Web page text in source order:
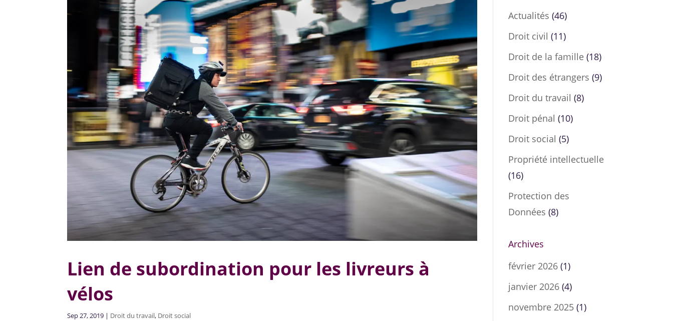
Lien de subordination pour les livreurs à
vélos
Sep 27, 2019 | Droit du travail, Droit social
Actualités (46)
Droit civil (11)
Droit de la famille (18)
Droit des étrangers (9)
Droit du travail (8)
Droit pénal (10)
Droit social (5)
Propriété intellectuelle
(16)
Protection des
Données (8)
Archives
février 2026 (1)
janvier 2026 (4)
novembre 2025 (1)